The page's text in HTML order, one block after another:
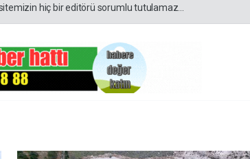
hiç bir editörü sorumlu tutulamaz...